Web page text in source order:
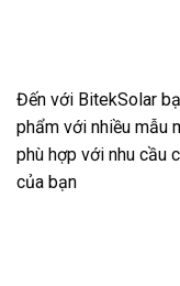
Đến với BitekSolar
phẩm với nhiều mẫu
phù hợp với nhu cầu
của bạn